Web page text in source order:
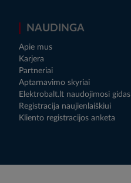
NAUDINGA
Apie mus
Karjera
Partneriai
Aptarnavimo skyriai
Elektrobalt.lt naudojimosi gidas
Registracija naujienlaiškiui
Kliento registracijos anketa